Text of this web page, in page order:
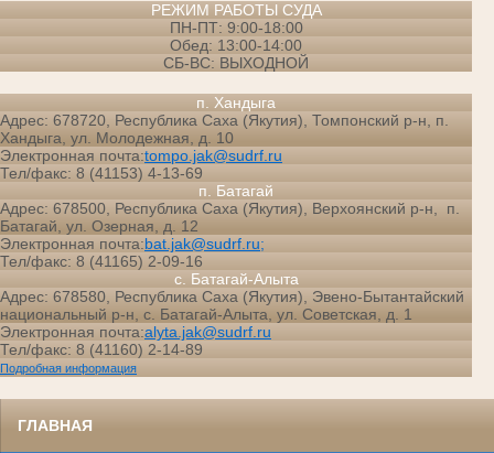
РЕЖИМ РАБОТЫ СУДА
ПН-ПТ: 9:00-18:00
Обед: 13:00-14:00
СБ-ВС: ВЫХОДНОЙ
п. Хандыга
Адрес: 678720, Республика Саха (Якутия), Томпонский р-н, п.
Хандыга, ул. Молодежная, д. 10
Электронная почта:tompo.jak@sudrf.ru
Тел/факс: 8 (41153) 4-13-69
п. Батагай
Адрес: 678500, Республика Саха (Якутия), Верхоянский р-н, п.
Батагай, ул. Озерная, д. 12
Электронная почта:bat.jak@sudrf.ru;
Тел/факс: 8 (41165) 2-09-16
с. Батагай-Алыта
Адрес: 678580, Республика Саха (Якутия), Эвено-Бытантайский
национальный р-н, с. Батагай-Алыта, ул. Советская, д. 1
Электронная почта:alyta.jak@sudrf.ru
Тел/факс: 8 (41160) 2-14-89
Подробная информация
ГЛАВНАЯ